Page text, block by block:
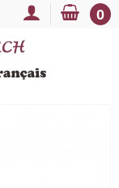
0